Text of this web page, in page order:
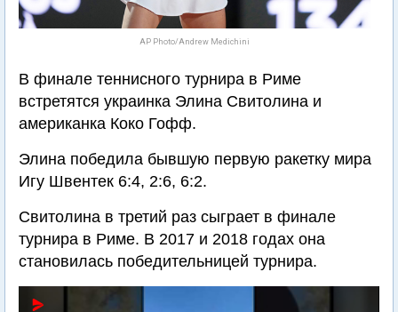
AP Photo/Andrew Medichini
В финале теннисного турнира в Риме
встретятся украинка Элина Свитолина и
американка Коко Гофф.
Элина победила бывшую первую ракетку мира
Игу Швентек 6:4, 2:6, 6:2.
Свитолина в третий раз сыграет в финале
турнира в Риме. В 2017 и 2018 годах она
становилась победительницей турнира.